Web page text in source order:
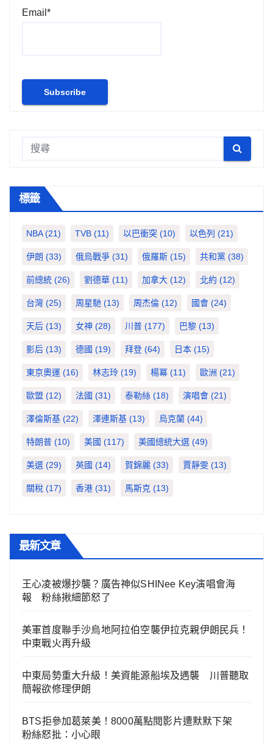
Email*
標籤
NBA(21) TVB (11) 以巴衝突 (10) 以色列 (21)
伊朗 (33) 俄烏戰爭 (31) 俄羅斯 (15) 共和黨 (38)
前總統 (26) 劉德華 (11) 加拿大 (12) 北約 (12)
台灣 (25) 周星馳 (13) 周杰倫 (12) 國會 (24)
天后 (13) 女神 (28) 川普 (177) 巴黎 (13)
影后 (13) 德國 (19) 拜登 (64) 日本 (15)
東京奧運 (16) 林志玲 (19) 楊冪 (11) 歐洲 (21)
歐盟 (12) 法國 (31) 泰勒絲 (18) 演唱會 (21)
澤倫斯基 (22) 澤連斯基 (13) 烏克蘭 (44)
特朗普 (10) 美國 (117) 美國總統大選 (49)
美選 (29) 英國 (14) 賀錦麗 (33) 賈靜雯 (13)
關稅 (17) 香港 (31) 馬斯克 (13)
最新文章
王心凌被爆抄襲？廣告神似SHINee Key演唱會海
報 粉絲揪細節怒了
美軍首度聯手沙烏地阿拉伯空襲伊拉克親伊朗民兵！
中東戰火再升級
中東局勢重大升級！美資能源船埃及遇襲 川普聽取
簡報欲修理伊朗
BTS拒參加葛萊美！8000萬點閱影片遭默默下架
粉絲怒批：小心眼